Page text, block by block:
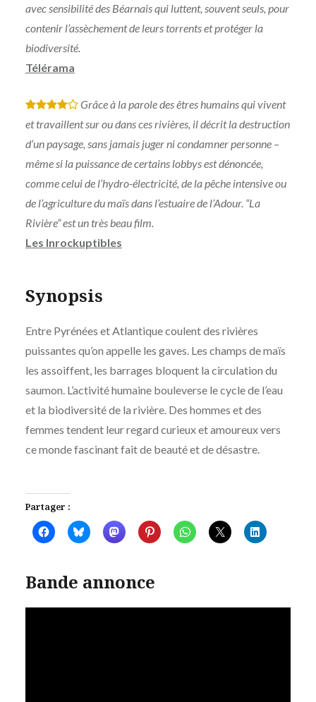
avec sensibilité des Béarnais qui luttent, souvent seuls, pour
contenir l’assèchement de leurs torrents et protéger la
biodiversité.
Télérama
* * * *
Grâce à la parole des êtres humains qui vivent
et travaillent sur ou dans ces rivières, il décrit la destruction
d’un paysage, sans jamais juger ni condamner personne –
même si la puissance de certains lobbys est dénoncée,
comme celui de l’hydro-électricité, de la pêche intensive ou
de l’agriculture du maïs dans l’estuaire de l’Adour. “La
Rivière” est un très beau film.
Les Inrockuptibles
Synopsis
Entre Pyrénées et Atlantique coulent des rivières
puissantes qu’on appelle les gaves. Les champs de maïs
les assoiffent, les barrages bloquent la circulation du
saumon. L’activité humaine bouleverse le cycle de l’eau
et la biodiversité de la rivière. Des hommes et des
femmes tendent leur regard curieux et amoureux vers
ce monde fascinant fait de beauté et de désastre.
Partager :
Bande annonce